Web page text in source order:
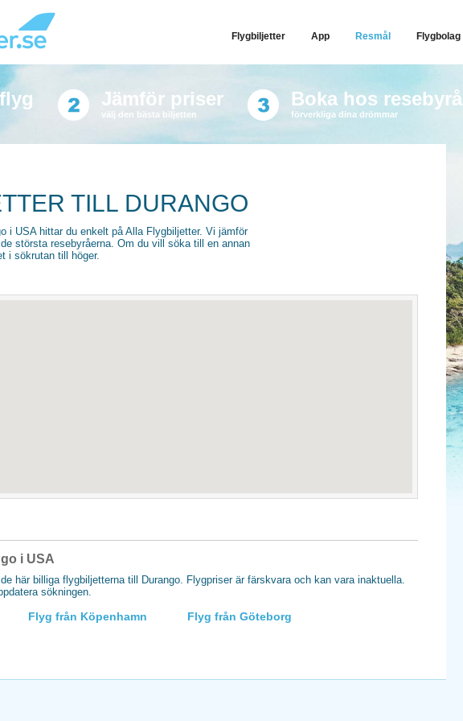
Flygbiljetter App Resmål Flygbolag
Jämför priser
välj den bästa biljetten
Boka hos resebyrå
förverkliga dina drömmar
TILL DURANGO
i USA hittar du enkelt på Alla Flygbiljetter. Vi jämför
största resebyråerna. Om du vill söka till en annan
i sökrutan till höger.
i USA
här billiga flygbiljetterna till Durango. Flygpriser är färskvara och kan vara inaktuella.
sökningen.
Flyg från Köpenhamn Flyg från Göteborg